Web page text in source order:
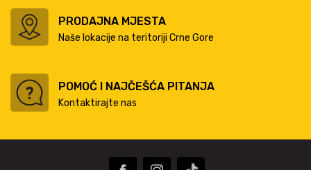
PRODAJNA MJESTA
Naše lokacije na teritoriji Crne Gore
POMOĆ I NAJČEŠĆA PITANJA
Kontaktirajte nas